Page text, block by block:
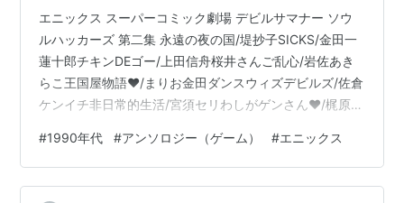
エニックス スーパーコミック劇場 デビルサマナー ソウ
ルハッカーズ 第二集 永遠の夜の国/堤抄子SICKS/金田一
蓮十郎チキンDEゴー/上田信舟桜井さんご乱心/岩佐あき
らこ王国屋物語♥/まりお金田ダンスウィズデビルズ/佐倉
ケンイチ非日常的生活/宮須セリわしがゲンさん♥/梶原あ
みつなHungry×Hungry/水谷悠珠ハンドルネーム/明日東
君の誰か/祥寺はるか恋する乙女/高坂りと思い灯/見田航
介らぶらブラ/菅野和姫ハッピーサマナーノート/智6×2/
#1990年代 #アンソロジー（ゲーム） #エニックス